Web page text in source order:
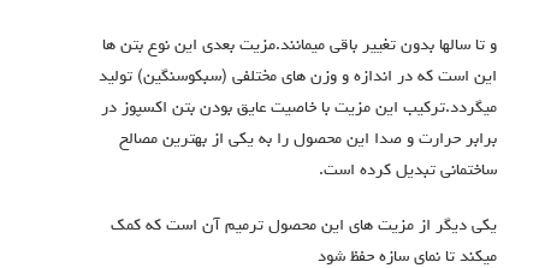
و تا سالها بدون تغییر باقی میمانند.مزیت بعدی این نوع بتن ها
این است که در اندازه و وزن های مختلفی (سبکوسنگین) تولید
میگردد.ترکیب این مزیت با خاصیت عایق بودن بتن اکسپوز در
برابر حرارت و صدا این محصول را به یکی از بهترین مصالح
ساختمانی تبدیل کرده است.
یکی دیگر از مزیت های این محصول ترمیم آن است که کمک
میکند تا نمای سازه حفظ شود